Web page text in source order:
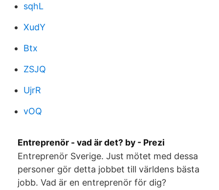
sqhL
XudY
Btx
ZSJQ
UjrR
vOQ
Entreprenör - vad är det? by - Prezi
Entreprenör Sverige. Just mötet med dessa
personer gör detta jobbet till världens bästa
jobb. Vad är en entreprenör för dig?